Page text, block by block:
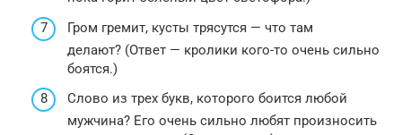
Гром гремит, кусты трясутся — что там
делают? (Ответ — кролики кого-то очень сильно
боятся.)
Слово из трех букв, которого боится любой
мужчина? Его очень сильно любят произносить